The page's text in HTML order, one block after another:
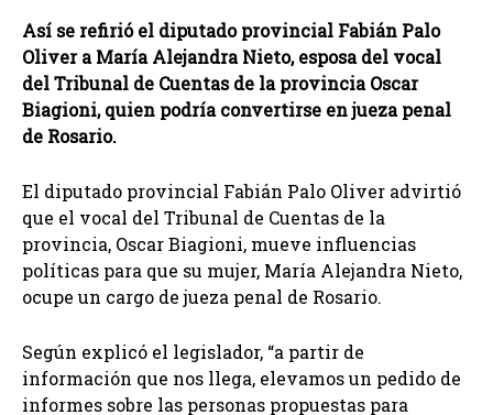
Así se refirió el diputado provincial Fabián Palo
Oliver a María Alejandra Nieto, esposa del vocal
del Tribunal de Cuentas de la provincia Oscar
Biagioni, quien podría convertirse en jueza penal
de Rosario.
El diputado provincial Fabián Palo Oliver advirtió
que el vocal del Tribunal de Cuentas de la
provincia, Oscar Biagioni, mueve influencias
políticas para que su mujer, María Alejandra Nieto,
ocupe un cargo de jueza penal de Rosario.
Según explicó el legislador, “a partir de
información que nos llega, elevamos un pedido de
informes sobre las personas propuestas para